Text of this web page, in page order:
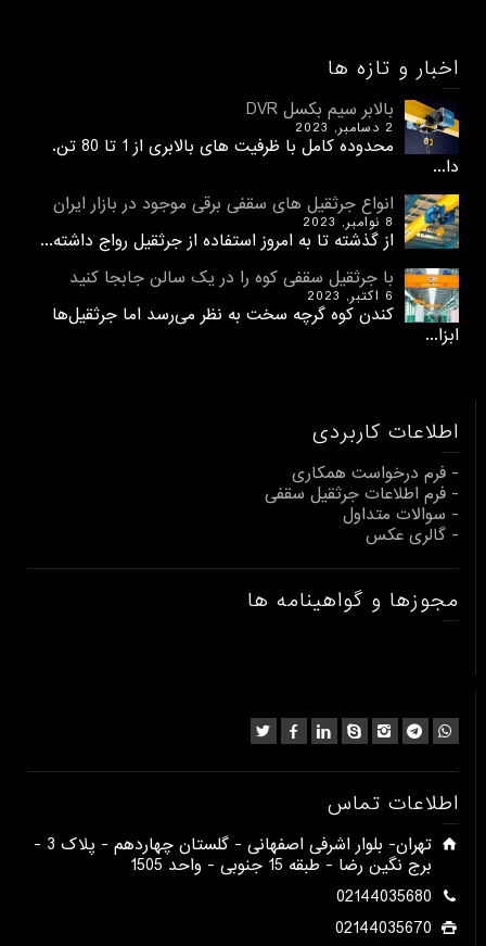
اخبار و تازه ها
بالابر سیم بکسل DVR
2 دسامبر, 2023
محدوده کامل با ظرفیت های بالابری از 1 تا 80 تن.
دا...
انواع جرثقیل های سقفی برقی موجود در بازار ایران
8 نوامبر, 2023
از گذشته تا به امروز استفاده از جرثقیل رواج داشته...
با جرثقیل سقفی کوه را در یک سالن جابجا کنید
6 اکتبر, 2023
کندن کوه گرچه سخت به نظر می‌رسد اما جرثقیل‌ها
ابزا...
اطلاعات کاربردی
- فرم درخواست همکاری
- فرم اطلاعات جرثقیل سقفی
- سوالات متداول
- گالری عکس
مجوزها و گواهینامه ها
اطلاعات تماس
​تهران- بلوار اشرفی اصفهانی - گلستان چهاردهم - پلاک 3 -
برج نگین رضا - طبقه 15 جنوبی - واحد 1505​
02144035680
02144035670